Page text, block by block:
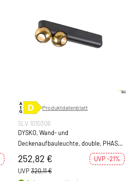
Produktdatenblatt
SLV 1010306
DYSKO, Wand- und
Deckenaufbauleuchte, double, PHASE,
2700K, 13 W, 36°, schwarz / gold
252,82 €
UVP -21%
UVP 320,11 €